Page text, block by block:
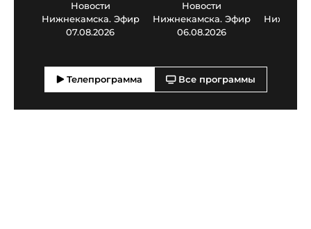
Новости
Нижнекамска. Эфир
07.08.2026
Новости
Нижнекамска. Эфир
06.08.2026
Телепрограмма Все программы